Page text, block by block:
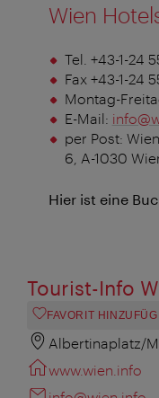
Wien
Tel. +43-1-24
Fax +43-1-24
Montag-
E-Mail:
per Post:
6, A-1030
Hier ist eine
Tourist-Info
FAVORIT
Albertinaplatz/
www.wien.info